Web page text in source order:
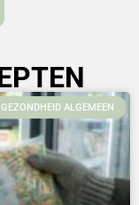
GEZONDHEID ALGEMEEN